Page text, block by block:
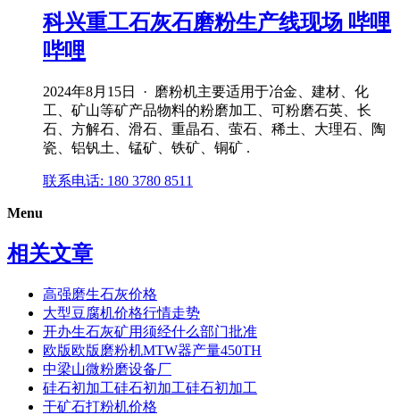
科兴重工石灰石磨粉生产线现场 哔哩
哔哩
2024年8月15日 · 磨粉机主要适用于冶金、建材、化
工、矿山等矿产品物料的粉磨加工、可粉磨石英、长
石、方解石、滑石、重晶石、萤石、稀土、大理石、陶
瓷、铝钒土、锰矿、铁矿、铜矿 .
联系电话: 180 3780 8511
Menu
相关文章
高强磨生石灰价格
大型豆腐机价格行情走势
开办生石灰矿用须经什么部门批准
欧版欧版磨粉机MTW器产量450TH
中梁山微粉磨设备厂
硅石初加工硅石初加工硅石初加工
干矿石打粉机价格